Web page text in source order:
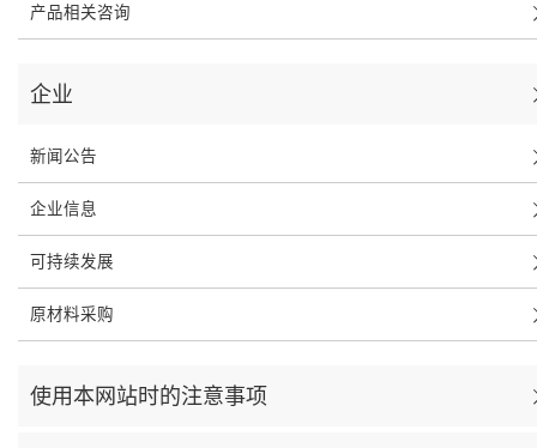
产品相关咨询
企业
新闻公告
企业信息
可持续发展
原材料采购
使用本网站时的注意事项